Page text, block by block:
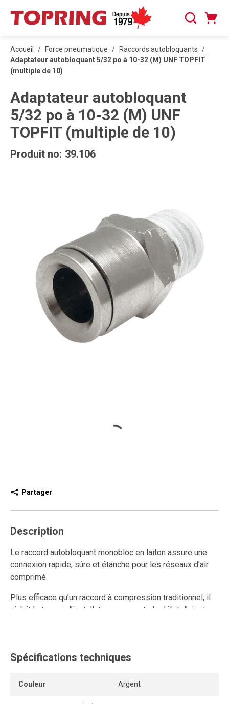
PASSER AU CONTENU PRINCIPAL
Recherche
Accueil / Force pneumatique / Raccords autobloquants /
Adaptateur autobloquant 5/32 po à 10-32 (M) UNF TOPFIT
(multiple de 10)
Adaptateur autobloquant
5/32 po à 10-32 (M) UNF
TOPFIT (multiple de 10)
Produit no: 39.106
Partager
Description
Le raccord autobloquant monobloc en laiton assure une
connexion rapide, sûre et étanche pour les réseaux d’air
comprimé.
Plus efficace qu’un raccord à compression traditionnel, il
réduit le temps d’installation, augmente le débit d’air et
connexions et déconnexions répétées tout en conservant
Son mécanisme autobloquant sans outil ni pièce
Spécifications techniques
Couleur Argent